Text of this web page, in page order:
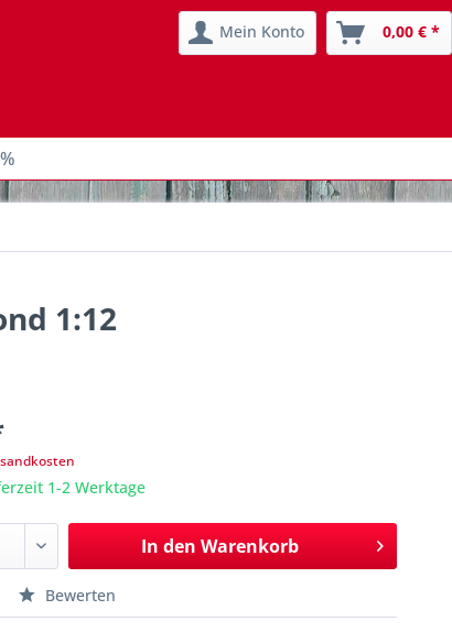
Mein Konto 0,00 € *
1:12
1-2 Werktage
In den Warenkorb
Bewerten